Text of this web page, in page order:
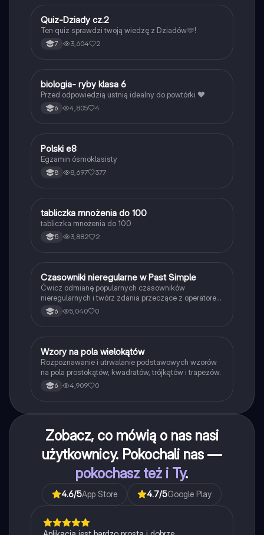
QJęzyk polski
Quiz-Dziady cz.2
Ten quiz sprawdzi twoją wiedzę z Dziadów🫶!
7 3,604 2
BBiologia
biologia- ryby klasa 6
Przed odpowiedzią ustnią idealny do powtórki ❤️
6 4,805 4
Język polski
Polski e8
Egzamin ósmoklasisty
8 8,697 377
TMatematyka
tabliczka mnożenia do 100
tabliczka mnożenia do 100
5 3,882 2
CJęzyk angielski
Czasowniki nieregularne w Past Simple
Ćwicz odmianę popularnych czasowników
nieregularnych i twórz zdania przeczące z operatorem
didn't w czasie Past Simple.
6 5,040 0
WMatematyka
Wzory na pola wielokątów
Rozpoznawanie i utrwalanie podstawowych wzorów
na pola prostokątów, kwadratów, trójkątów i trapezów.
6 4,909 0
Zobacz, co mówią o nas nasi
użytkownicy. Pokochali nas —
pokochasz też i Ty.
4.6/5App Store 4.7/5Google Play